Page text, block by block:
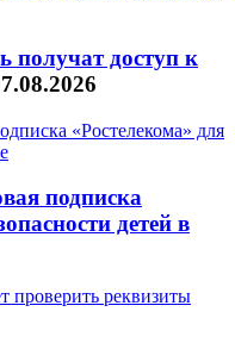
получат доступ к
подписка
детей в